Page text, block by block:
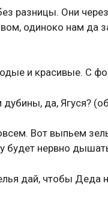
разницы. Они
одиноко нам да
и красивые. С
да, Ягуся?
Вот выпьем
будет нервно
дай, чтобы Деда